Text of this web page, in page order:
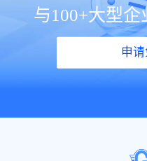
与100+大型
申